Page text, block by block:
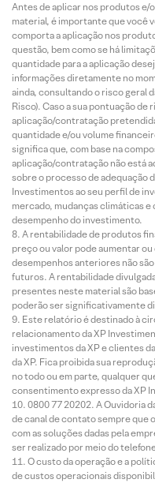
Antes de aplicar nos produtos
material, é importante que você
comporta a aplicação nos
questão, bem como se há
quantidade para a aplicação
informações diretamente no
ainda, consultando o risco geral
Risco). Caso a sua pontuação de
aplicação/contratação
quantidade e/ou volume
significa que, com base na
aplicação/contratação não está
sobre o processo de adequação
Investimentos ao seu perfil de
mercado, mudanças climáticas
desempenho do investimento.
A rentabilidade de produtos
preço ou valor pode aumentar
desempenhos anteriores não
futuros. A rentabilidade
presentes neste material são
poderão ser significativamente
Este relatório é destinado à
relacionamento da XP
investimentos da XP e clientes
da XP. Fica proibida sua
no todo ou em parte, qualquer
consentimento expresso da XP
0800 77 20202. A Ouvidoria
de canal de contato sempre que
com as soluções dadas pela
ser realizado por meio do
O custo da operação e a
de custos operacionais